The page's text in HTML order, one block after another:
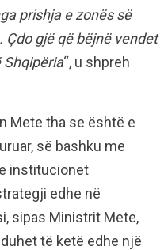
prishja e zonës së
Çdo gjë që bëjnë vendet
Shqipëria“, u shpreh
Mete tha se është e
së bashku me
institucionet
edhe në
sipas Ministrit Mete,
të ketë edhe një